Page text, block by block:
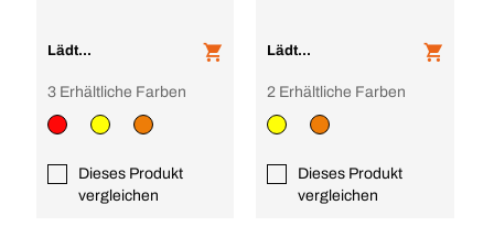
Lädt...
Dieses Produkt
vergleichen
3 Erhältliche Farben
Lädt...
Dieses Produkt
vergleichen
2 Erhältliche Farben